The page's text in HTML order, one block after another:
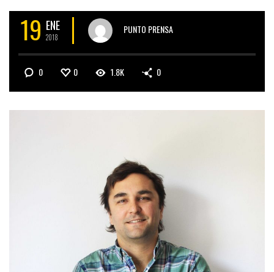
19 ENE
2018
PUNTO PRENSA
0 0 1.8K 0